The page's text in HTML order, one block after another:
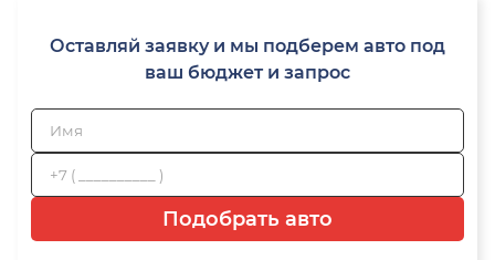
Оставляй заявку и мы подберем авто под
ваш бюджет и запрос
Подобрать авто